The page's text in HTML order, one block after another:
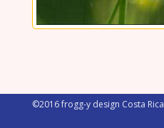
©2016 frogg-y design Costa Rica